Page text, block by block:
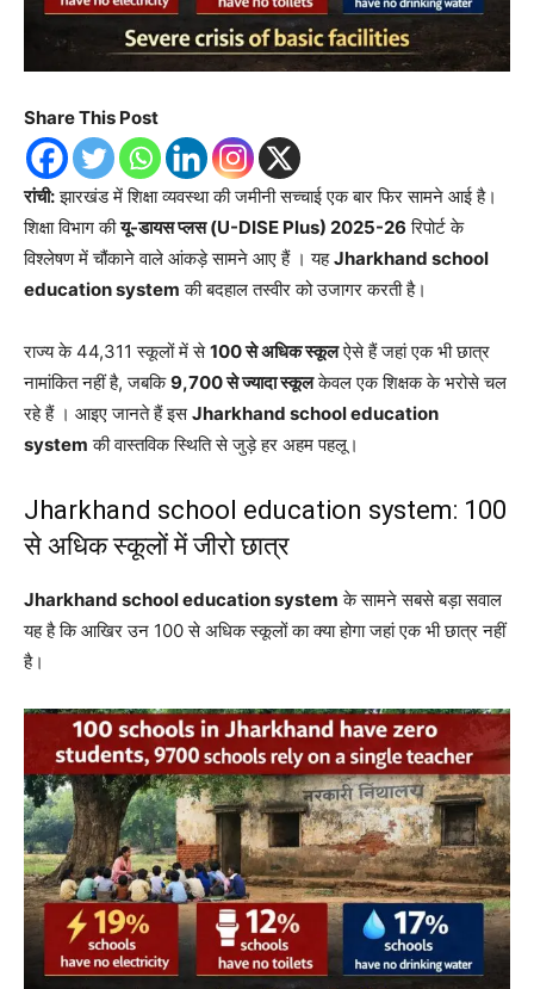
Share This Post
रांची:झारखंड में शिक्षा व्यवस्था की जमीनी सच्चाई एक बार फिर सामने आई है।
शिक्षा विभाग कीयू-डायस प्लस (U-DISE Plus) 2025-26 रिपोर्ट के
विश्लेषण में चौंकाने वाले आंकड़े सामने आए हैं । यहJharkhand school
education system की बदहाल तस्वीर को उजागर करती है।
राज्य के 44,311 स्कूलों में से100 से अधिक स्कूलऐसे हैं जहां एक भी छात्र
नामांकित नहीं है, जबकि9,700 से ज्यादा स्कूलकेवल एक शिक्षक के भरोसे चल
रहे हैं । आइए जानते हैं इसJharkhand school education
system की वास्तविक स्थिति से जुड़े हर अहम पहलू।
Jharkhand school education system: 100
से अधिक स्कूलों में जीरो छात्र
Jharkhand school education system के सामने सबसे बड़ा सवाल
यह है कि आखिर उन 100 से अधिक स्कूलों का क्या होगा जहां एक भी छात्र नहीं
है।